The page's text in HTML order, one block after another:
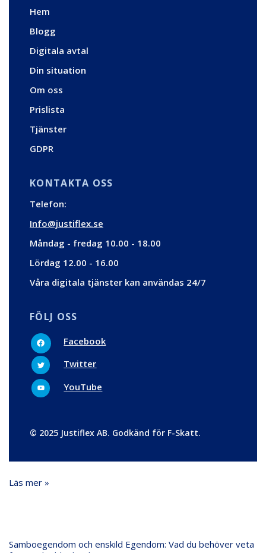
Hem
Blogg
Digitala avtal
Din situation
Om oss
Prislista
Tjänster
GDPR
KONTAKTA OSS
Telefon:
Info@justiflex.se
Måndag - fredag 10.00 - 18.00
Lördag 12.00 - 16.00
Våra digitala tjänster kan användas 24/7
FÖLJ OSS
F
a
c
e
b
o
o
k
Facebook
T
w
i
t
t
Twitter
Y
o
u
YouTube
© 2025 Justiflex AB. Godkänd för F-Skatt.
Läs mer »
Samboegendom och enskild Egendom: Vad du behöver veta
och